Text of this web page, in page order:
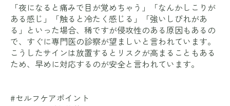
「夜になると痛みで目が覚めちゃう」「なんかしこりが
ある感じ」「触ると冷たく感じる」「強いしびれがあ
る」といった場合、稀ですが侵攻性のある原因もあるの
で、すぐに専門医の診察が望ましいと言われています。
こうしたサインは放置するとリスクが高まることもある
ため、早めに対応するのが安全と言われています。
#セルフケアポイント